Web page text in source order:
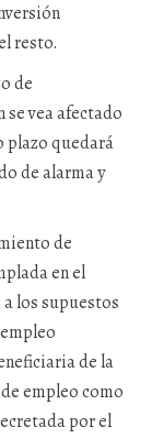
resto.
de
vea afectado
plazo quedará
de alarma y
de
en el
los supuestos
de la
empleo como
por el